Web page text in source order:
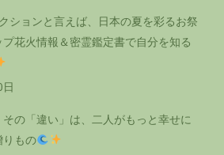
ションと言えば、日本の夏を彩るお祭
プ花火情報＆密霊鑑定書で自分を知る
その「違い」は、二人がもっと幸せに
りもの